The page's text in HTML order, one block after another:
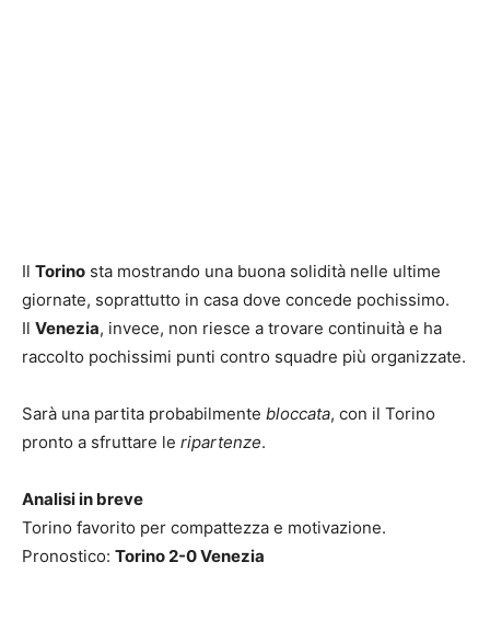
Il Torino sta mostrando una buona solidità nelle ultime
giornate, soprattutto in casa dove concede pochissimo.
Il Venezia, invece, non riesce a trovare continuità e ha
raccolto pochissimi punti contro squadre più organizzate.
Sarà una partita probabilmente bloccata, con il Torino
pronto a sfruttare le ripartenze.
Analisi in breve
Torino favorito per compattezza e motivazione.
Pronostico: Torino 2-0 Venezia